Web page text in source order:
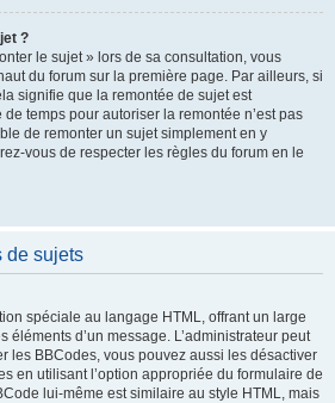
?
le sujet » lors de sa consultation, vous
du forum sur la première page. Par ailleurs, si
signifie que la remontée de sujet est
temps pour autoriser la remontée n’est pas
de remonter un sujet simplement en y
vous de respecter les règles du forum en le
de sujets
spéciale au langage HTML, offrant un large
éléments d’un message. L’administrateur peut
les BBCodes, vous pouvez aussi les désactiver
en utilisant l’option appropriée du formulaire de
lui-même est similaire au style HTML, mais